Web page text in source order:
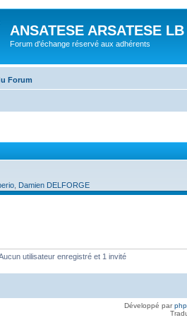
ANSATESE ARSATESE
Forum d'échange réservé aux adhérents
Forum
Damien DELFORGE
utilisateur enregistré et 1 invité
Développé par